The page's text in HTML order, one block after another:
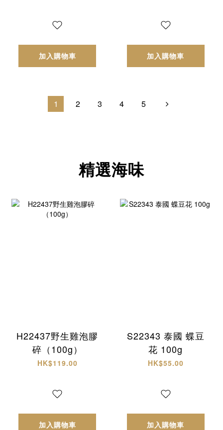
加入購物車 加入購物車
1 2 3 4 5
精選海味
H22437野生雞泡膠
碎（100g）
HK$119.00
加入購物車
S22343 泰國 蝶豆
花 100g
HK$55.00
加入購物車